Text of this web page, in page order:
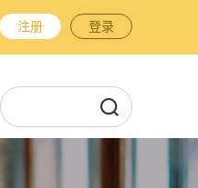
注册 登录